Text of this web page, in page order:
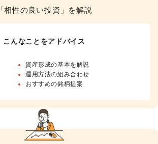
「相性の良い投資」を解説
こんなことをアドバイス
資産形成の基本を解説
運用方法の組み合わせ
おすすめの銘柄提案